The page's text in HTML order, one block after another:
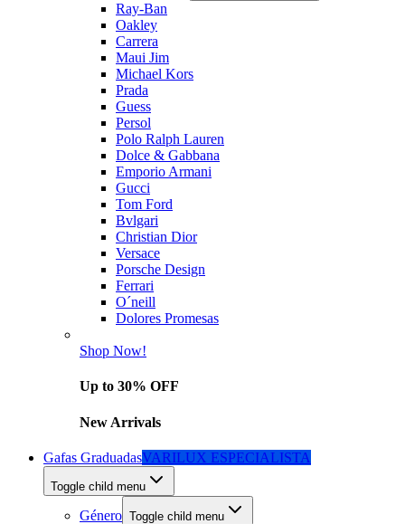
Ray-Ban
Oakley
Carrera
Maui Jim
Michael Kors
Prada
Guess
Persol
Polo Ralph Lauren
Dolce & Gabbana
Emporio Armani
Gucci
Tom Ford
Bvlgari
Christian Dior
Versace
Porsche Design
Ferrari
O´neill
Dolores Promesas
Shop Now!
Up to 30% OFF
New Arrivals
Gafas GraduadasVARILUX ESPECIALISTA
Toggle child menu
Género Toggle child menu